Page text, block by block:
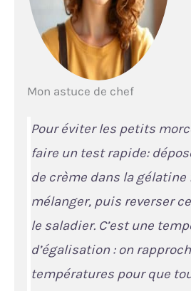
Mon astuce de chef
Pour éviter les petits
faire un test rapide:
de crème dans la gélatine
mélanger, puis reverser
le saladier. C’est une
d’égalisation: on
températures pour que